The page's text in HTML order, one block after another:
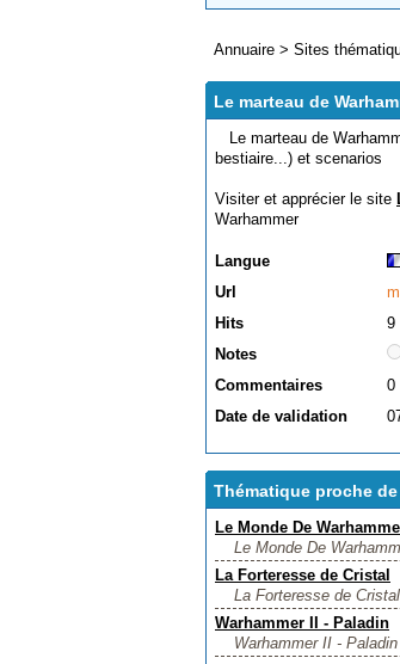
Annuaire > Sites
Le marteau de
Le marteau de
bestiaire...) et scenarios
Visiter et apprécier le site
Warhammer
Langue
Url
Hits
9
Notes
Commentaires
0
Date de validation
Thématique proche
Le Monde De
Le Monde De
La Forteresse de Cristal
La Forteresse de
Warhammer II - Paladin
Warhammer II -